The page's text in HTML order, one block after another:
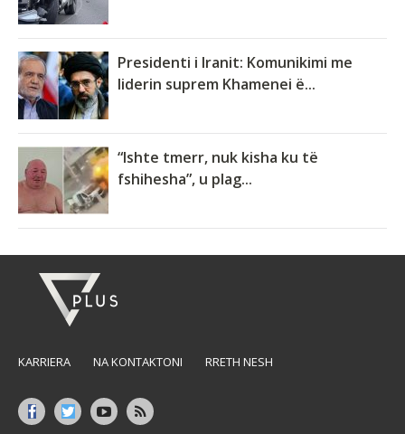
Presidenti i Iranit: Komunikimi me
liderin suprem Khamenei ë...
“Ishte tmerr, nuk kisha ku të
fshihesha”, u plag...
KARRIERA NA KONTAKTONI RRETH NESH